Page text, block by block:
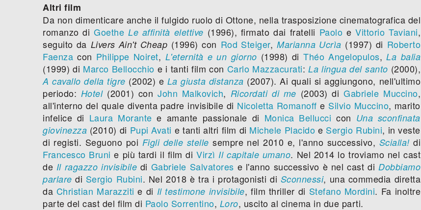
Altri film
Da non dimenticare anche il fulgido ruolo di Ottone, nella trasposizione cinematografica del
romanzo diGoethe Le affinità elettive (1996), firmato dai fratelli Paolo eVittorio Taviani,
seguito da Livers Ain't Cheap (1996) con Rod Steiger, Marianna Ucrìa (1997) di Roberto
Faenza con Philippe Noiret, L'eternità e un giorno (1998) diThéo Angelopulos,La balia
(1999) di Marco Bellocchio e i tanti film con Carlo Mazzacurati:La lingua del santo (2000),
A cavallo della tigre (2002) e La giusta distanza (2007). Ai quali si aggiungono, nell'ultimo
periodo: Hotel(2001) conJohn Malkovich, Ricordati di me (2003) diGabriele Muccino,
all'interno del quale diventa padre invisibile di Nicoletta Romanoff e Silvio Muccino, marito
infelice di Laura Morante e amante passionale di Monica Bellucci con Una sconfinata
giovinezza (2010) di Pupi Avati e tanti altri film di Michele Placido e Sergio Rubini, in veste
di registi. Seguono poi Figli delle stelle sempre nel 2010 e, l'anno successivo, Scialla! di
Francesco Bruni e più tardi il film diVirzì Il capitale umano. Nel 2014 lo troviamo nel cast
de Il ragazzo invisibile di Gabriele Salvatores e l'anno successivo è nel cast di Dobbiamo
parlare di Sergio Rubini. Nel 2018 è tra i protagonisti di Sconnessi, una commedia diretta
da Christian Marazziti e di Il testimone invisibile, film thriller di Stefano Mordini. Fa inoltre
parte del cast del film di Paolo Sorrentino, Loro, uscito al cinema in due parti.